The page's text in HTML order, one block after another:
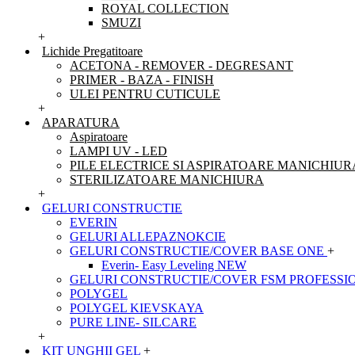
ROYAL COLLECTION
SMUZI
+
Lichide Pregatitoare
ACETONA - REMOVER - DEGRESANT
PRIMER - BAZA - FINISH
ULEI PENTRU CUTICULE
+
APARATURA
Aspiratoare
LAMPI UV - LED
PILE ELECTRICE SI ASPIRATOARE
STERILIZATOARE MANICHIURA
+
GELURI CONSTRUCTIE
EVERIN
GELURI ALLEPAZNOKCIE
GELURI CONSTRUCTIE/COVER BASE ONE +
Everin- Easy Leveling NEW
GELURI CONSTRUCTIE/COVER FSM
POLYGEL
POLYGEL KIEVSKAYA
PURE LINE- SILCARE
+
KIT UNGHII GEL +